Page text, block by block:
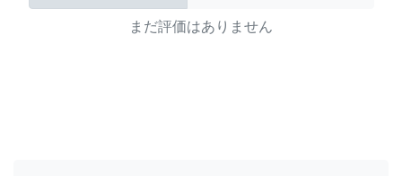
まだ評価はありません